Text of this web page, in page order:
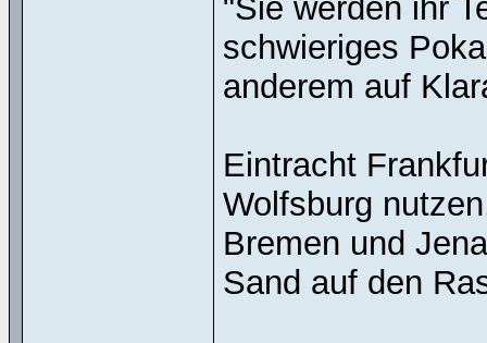
"Sie werden ihr
schwieriges
anderem auf
Eintracht
Wolfsburg
Bremen und
Sand auf den